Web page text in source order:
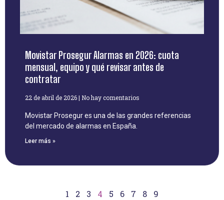
Movistar Prosegur Alarmas en 2026: cuota
mensual, equipo y qué revisar antes de
contratar
22 de abril de 2026 No hay comentarios
Movistar Prosegur es una de las grandes referencias
del mercado de alarmas en España.
Leer más »
1 2 3 4 5 6 7 8 9